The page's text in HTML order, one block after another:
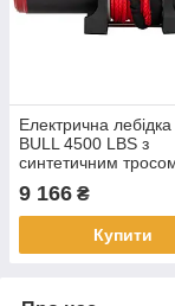
Електрична лебідка
BULL 4500 LBS з
синтетичним
9 166 ₴
Купити